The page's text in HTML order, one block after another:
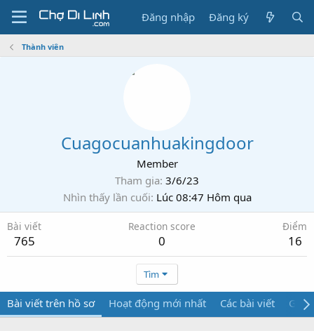
Đăng nhập Đăng ký
Thành viên
Cuagocuanhuakingdoor
Member
Tham gia 3/6/23
Nhìn thấy lần cuối Lúc 08:47 Hôm qua
Bài viết
765
Reaction score
0
Điểm
16
Tìm
Bài viết trên hồ sơ Hoạt động mới nhất Các bài viết Giới